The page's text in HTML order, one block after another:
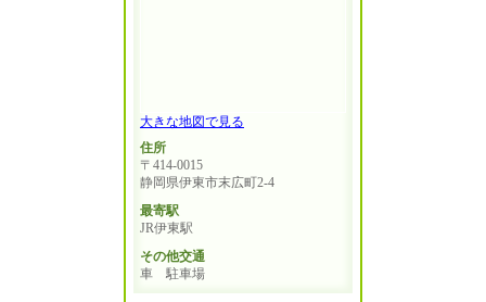
大きな地図で見る
住所
〒414-0015
静岡県伊東市末広町2-4
最寄駅
JR伊東駅
その他交通
車 駐車場